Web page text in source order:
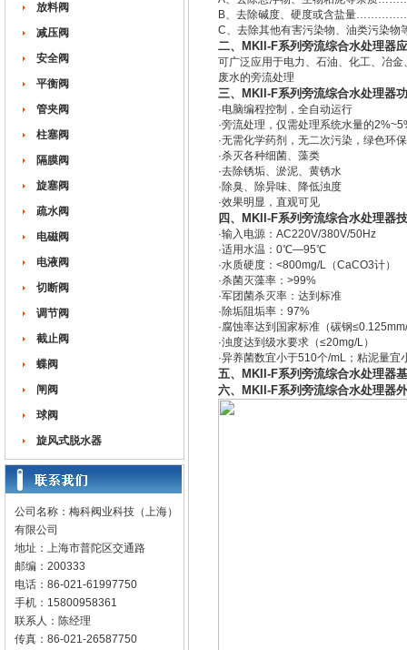
放料阀
减压阀
安全阀
平衡阀
管夹阀
柱塞阀
隔膜阀
旋塞阀
疏水阀
电磁阀
电液阀
切断阀
调节阀
截止阀
蝶阀
闸阀
球阀
旋风式脱水器
公司名称：梅科阀业科技（上海）
有限公司
地址：上海市普陀区交通路
邮编：200333
电话：86-021-61997750
手机：15800958361
联系人：陈经理
传真：86-021-26587750
B、去除碱度、硬度或含盐量
C、去除其他有害污染物、油类
二、MKII-F系列旁流综合水处理器
可广泛应用于电力、石油、化工、冶
废水的旁流处理
三、MKII-F系列旁流综合水处理器
·电脑编程控制，全自动运行
·旁流处理，仅需处理系统水量的
·无需化学药剂，无二次污染，绿色环保
·杀灭各种细菌、藻类
·去除锈垢、淤泥、黄锈水
·除臭、除异味、降低浊度
·效果明显，直观可见
四、MKII-F系列旁流综合水处理器
·输入电源：AC220V/380V/50Hz
·适用水温：0℃—95℃
·水质硬度：<800mg/L（CaCO3计）
·杀菌灭藻率：>99%
·军团菌杀灭率：达到标准
·除垢阻垢率：97%
·腐蚀率达到国家标准（碳钢
·浊度达到级水要求（≤20mg/L）
·异养菌数宜小于510个/mL；粘泥量宜
五、MKII-F系列旁流综合水处理器
六、MKII-F系列旁流综合水处理器